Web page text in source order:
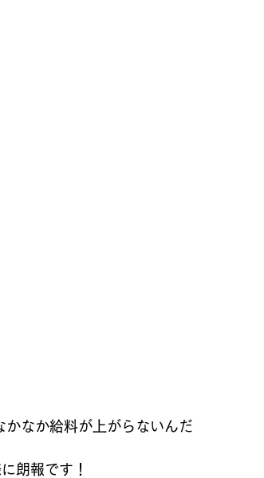
なか給料が上がらないんだ
朗報です！